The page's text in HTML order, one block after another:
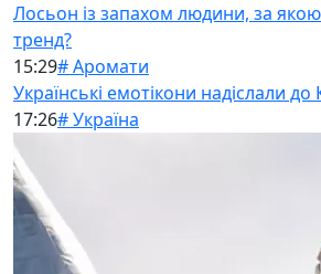
Лосьон із запахом людини, за
тренд?
15:29# Аромати
Українські емотікони надіслали
17:26# Україна